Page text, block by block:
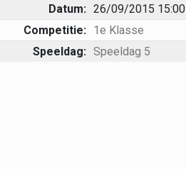
Datum: 26/09/2015 15:00
Competitie: 1e Klasse
Speeldag: Speeldag 5